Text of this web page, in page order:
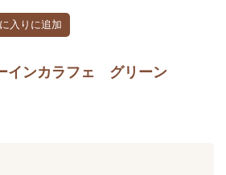
入りに追加
インカラフェ グリーン